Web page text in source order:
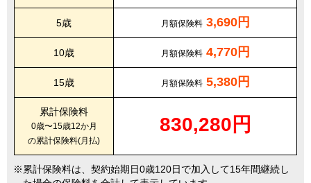
5歳 月額保険料 3,690円
10歳 月額保険料 4,770円
15歳 月額保険料 5,380円
累計保険料
0歳〜15歳12か月
の累計保険料(月払)
830,280円
累計保険料は、契約始期日0歳120日で加入して15年間継続し